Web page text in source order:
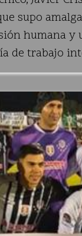
supo
humana y
de trabajo